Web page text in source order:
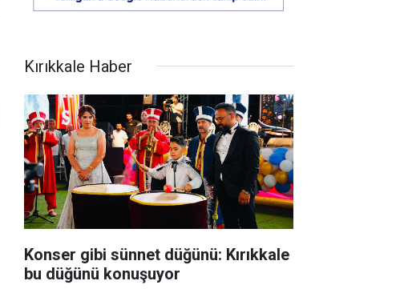
Kırıkkale Haber
Konser gibi sünnet düğünü: Kırıkkale
bu düğünü konuşuyor